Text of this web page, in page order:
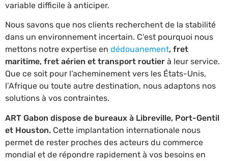
variable difficile à anticiper.
Nous savons que nos clients recherchent de la stabilité
dans un environnement incertain. C’est pourquoi nous
mettons notre expertise en dédouanement, fret
maritime, fret aérien et transport routier à leur service.
Que ce soit pour l’acheminement vers les États-Unis,
l’Afrique ou toute autre destination, nous adaptons nos
solutions à vos contraintes.
ART Gabon dispose de bureaux à Libreville, Port-Gentil
et Houston. Cette implantation internationale nous
permet de rester proches des acteurs du commerce
mondial et de répondre rapidement à vos besoins en